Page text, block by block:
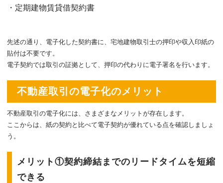
・定期建物賃貸借契約書
先述の通り、電子化した契約書に、宅地建物取引士の押印や収入印紙の
貼付は不要です。
電子契約では取引の証拠として、押印の代わりに電子署名を行います。
不動産取引の電子化のメリット
不動産取引の電子化には、さまざまなメリットが存在します。
ここからは、紙の契約と比べて電子契約が優れている点を確認しましょ
う。
メリット①契約締結までのリードタイムを短縮
できる